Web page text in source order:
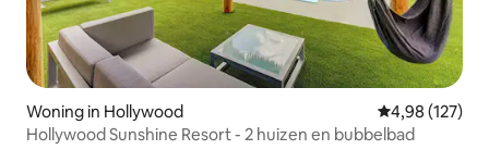
Woning in Hollywood Gemiddelde
4,98 (127)
Hollywood Sunshine Resort - 2 huizen en bubbelbad